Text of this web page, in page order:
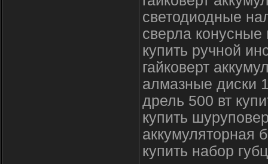
светодиодные
сверла конусные
купить ручной
гайковерт
алмазные диски
дрель 500 вт
купить
аккумуляторная
купить набор